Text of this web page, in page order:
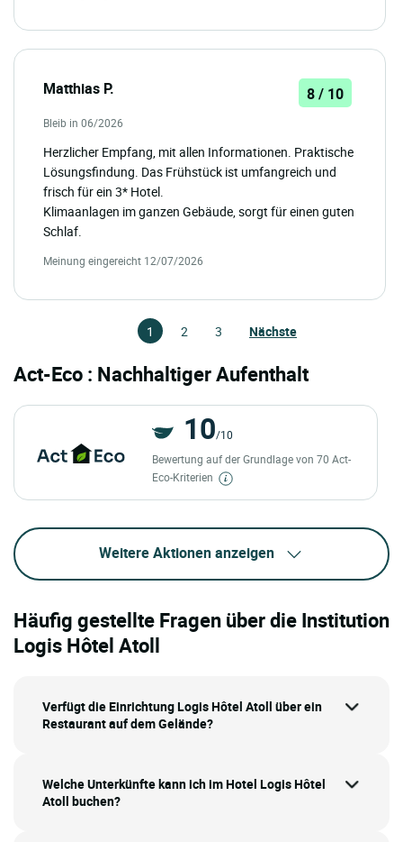
Matthias P. 8 / 10
Bleib in 06/2026
Herzlicher Empfang, mit allen Informationen. Praktische
Lösungsfindung. Das Frühstück ist umfangreich und
frisch für ein 3* Hotel.
Klimaanlagen im ganzen Gebäude, sorgt für einen guten
Schlaf.
Meinung eingereicht 12/07/2026
1 2 3 Nächste
Act-Eco : Nachhaltiger Aufenthalt
10/10
Bewertung auf der Grundlage von 70 Act-
Eco-Kriterien
Weitere Aktionen anzeigen
Häufig gestellte Fragen über die Institution
Logis Hôtel Atoll
Verfügt die Einrichtung Logis Hôtel Atoll über ein
Restaurant auf dem Gelände?
Welche Unterkünfte kann ich im Hotel Logis Hôtel
Atoll buchen?